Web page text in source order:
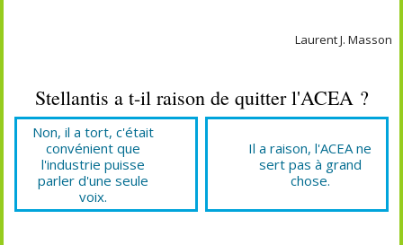
Laurent J. Masson
Stellantis a t-il raison de quitter l'ACEA ?
Non, il a tort, c'était
convénient que
l'industrie puisse
parler d'une seule
voix.
Il a raison, l'ACEA ne
sert pas à grand
chose.